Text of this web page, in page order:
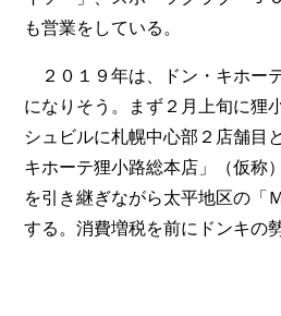
も営業をしている。
２０１９年は、ドン・キホー
になりそう。まず２月上旬に狸
シュビルに札幌中心部２店舗目
キホーテ狸小路総本店」（仮称
を引き継ぎながら太平地区の「
する。消費増税を前にドンキの